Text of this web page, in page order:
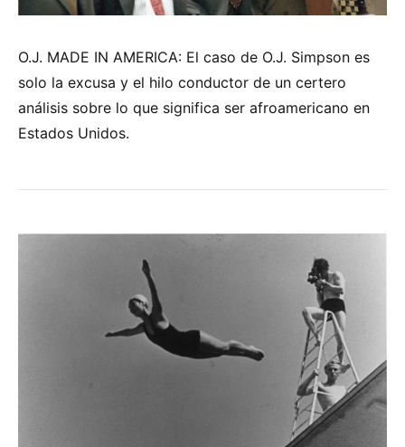
O.J. MADE IN AMERICA: El caso de O.J. Simpson es
solo la excusa y el hilo conductor de un certero
análisis sobre lo que significa ser afroamericano en
Estados Unidos.